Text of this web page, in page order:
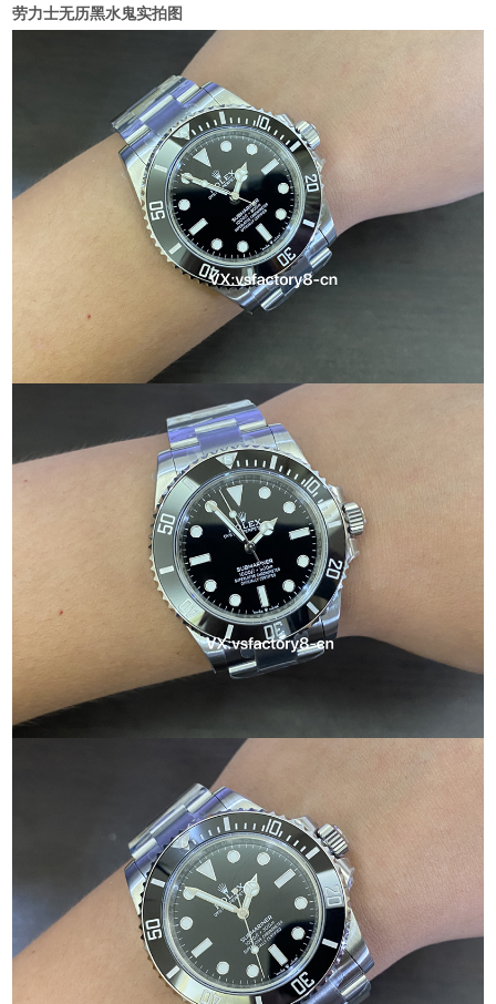
劳力士无历黑水鬼实拍图